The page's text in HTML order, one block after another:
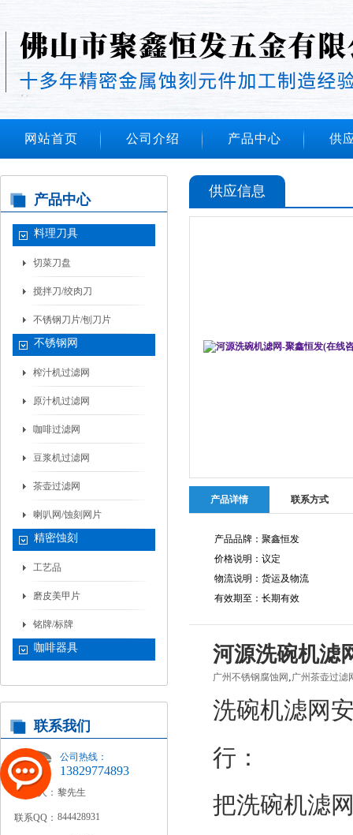
网站首页 公司介绍 产品中心 供
产品中心
料理刀具
切菜刀盘
搅拌刀/绞肉刀
不锈钢刀片/刨刀片
不锈钢网
榨汁机过滤网
原汁机过滤网
咖啡过滤网
豆浆机过滤网
茶壶过滤网
喇叭网/蚀刻网片
精密蚀刻
工艺品
磨皮美甲片
铭牌/标牌
咖啡器具
联系我们
公司热线：
13829774893
联系人： 黎先生
联系QQ： 844428931
供应信息
产品详情 联系方式
产品品牌：聚鑫恒发
价格说明：议定
物流说明：货运及物流
有效期至：长期有效
河源洗碗机滤
广州不锈钢腐蚀网 ,广州茶壶过滤
洗碗机滤网
行：
把洗碗机滤